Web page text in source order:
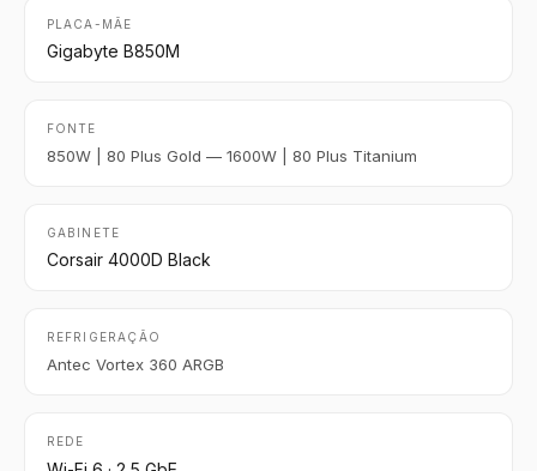
PLACA-MÃE
Gigabyte B850M
FONTE
850W | 80 Plus Gold — 1600W | 80 Plus Titanium
GABINETE
Corsair 4000D Black
REFRIGERAÇÃO
Antec Vortex 360 ARGB
REDE